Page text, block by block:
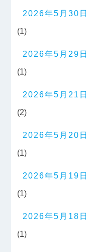
2026年5月30日
(1)
2026年5月29日
(1)
2026年5月21日
(2)
2026年5月20日
(1)
2026年5月19日
(1)
2026年5月18日
(1)